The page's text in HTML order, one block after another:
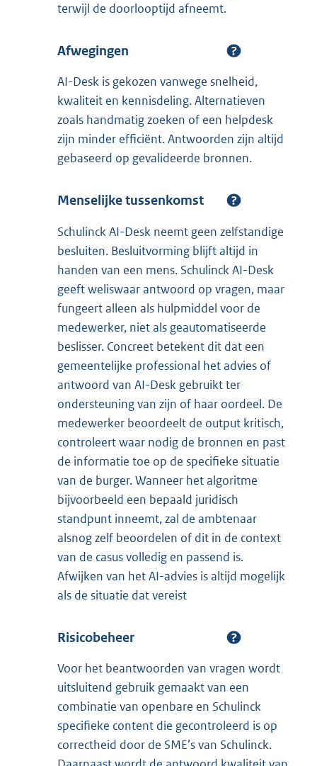
terwijl de doorlooptijd afneemt.
Afwegingen
AI-Desk is gekozen vanwege snelheid,
kwaliteit en kennisdeling. Alternatieven
zoals handmatig zoeken of een helpdesk
zijn minder efficiënt. Antwoorden zijn altijd
gebaseerd op gevalideerde bronnen.
Menselijke tussenkomst
Schulinck AI-Desk neemt geen zelfstandige
besluiten. Besluitvorming blijft altijd in
handen van een mens. Schulinck AI-Desk
geeft weliswaar antwoord op vragen, maar
fungeert alleen als hulpmiddel voor de
medewerker, niet als geautomatiseerde
beslisser. Concreet betekent dit dat een
gemeentelijke professional het advies of
antwoord van AI-Desk gebruikt ter
ondersteuning van zijn of haar oordeel. De
medewerker beoordeelt de output kritisch,
controleert waar nodig de bronnen en past
de informatie toe op de specifieke situatie
van de burger. Wanneer het algoritme
bijvoorbeeld een bepaald juridisch
standpunt inneemt, zal de ambtenaar
alsnog zelf beoordelen of dit in de context
van de casus volledig en passend is.
Afwijken van het AI-advies is altijd mogelijk
als de situatie dat vereist
Risicobeheer
Voor het beantwoorden van vragen wordt
uitsluitend gebruik gemaakt van een
combinatie van openbare en Schulinck
specifieke content die gecontroleerd is op
correctheid door de SME’s van Schulinck.